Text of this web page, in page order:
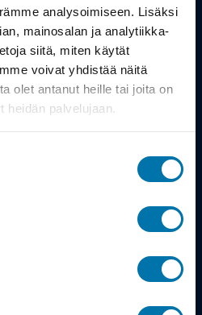
analysoimiseen. Lisäksi
mainosalan ja analytiikka-
siitä, miten käytät
voivat yhdistää näitä
olet antanut heille tai joita on
heidän palvelujaan.
Info
palautukset